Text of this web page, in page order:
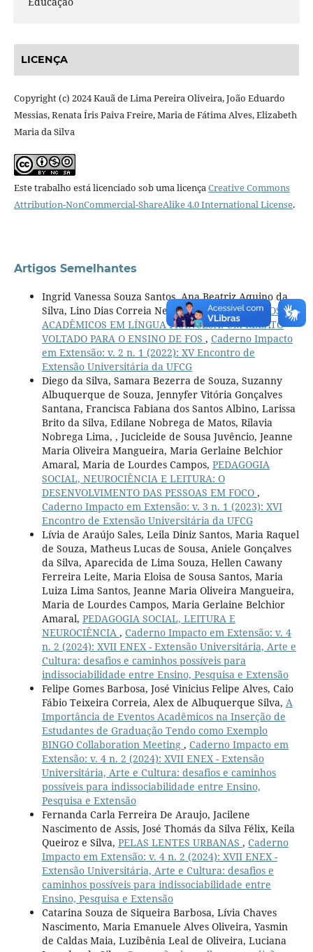
LICENÇA
Copyright (c) 2024 Kauã de Lima Pereira Oliveira, João Eduardo
Messias, Renata Íris Paiva Freire, Maria de Fátima Alves, Elizabeth
Maria da Silva
Este trabalho está licenciado sob uma licençaCreative Commons
Attribution-NonCommercial-ShareAlike 4.0 International License.
Artigos Semelhantes
Ingrid Vanessa Souza Santos, Ana Beatriz Aquino da
Silva, Lino Dias Correia Neto,LEITURA DE TEXTOS
ACADÊMICOS EM LÍNGUA FRANCESA: UM RELATO
VOLTADO PARA O ENSINO DE FOS , Caderno Impacto
em Extensão: v. 2 n. 1 (2022): XV Encontro de
Extensão Universitária da UFCG
Diego da Silva, Samara Bezerra de Souza, Suzanny
Albuquerque de Souza, Jennyfer Vitória Gonçalves
Santana, Francisca Fabiana dos Santos Albino, Larissa
Brito da Silva, Edilane Nobrega de Matos, Rilavia
Nobrega Lima, , Jucicleide de Sousa Juvêncio, Jeanne
Maria Oliveira Mangueira, Maria Gerlaine Belchior
Amaral, Maria de Lourdes Campos, PEDAGOGIA
SOCIAL, NEUROCIÊNCIA E LEITURA: O
DESENVOLVIMENTO DAS PESSOAS EM FOCO ,
Caderno Impacto em Extensão: v. 3 n. 1 (2023): XVI
Encontro de Extensão Universitária da UFCG
Lívia de Araújo Sales, Leila Diniz Santos, Maria Raquel
de Souza, Matheus Lucas de Sousa, Aniele Gonçalves
da Silva, Aparecida de Lima Souza, Hellen Cawany
Ferreira Leite, Maria Eloisa de Sousa Santos, Maria
Luiza Lima Santos, Jeanne Maria Oliveira Mangueira,
Maria de Lourdes Campos, Maria Gerlaine Belchior
Amaral, PEDAGOGIA SOCIAL, LEITURA E
NEUROCIÊNCIA , Caderno Impacto em Extensão: v. 4
n. 2 (2024): XVII ENEX - Extensão Universitária, Arte e
Cultura: desafios e caminhos possíveis para
indissociabilidade entre Ensino, Pesquisa e Extensão
Felipe Gomes Barbosa, José Vinicius Felipe Alves, Caio
Fábio Teixeira Correia, Alex de Albuquerque Silva, A
Importância de Eventos Acadêmicos na Inserção de
Estudantes de Graduação Tendo como Exemplo
BINGO Collaboration Meeting , Caderno Impacto em
Extensão: v. 4 n. 2 (2024): XVII ENEX - Extensão
Universitária, Arte e Cultura: desafios e caminhos
possíveis para indissociabilidade entre Ensino,
Pesquisa e Extensão
Fernanda Carla Ferreira De Araujo, Jacilene
Nascimento de Assis, José Thomás da Silva Félix, Keila
Queiroz e Silva, PELAS LENTES URBANAS , Caderno
Impacto em Extensão: v. 4 n. 2 (2024): XVII ENEX -
Extensão Universitária, Arte e Cultura: desafios e
caminhos possíveis para indissociabilidade entre
Ensino, Pesquisa e Extensão
Catarina Souza de Siqueira Barbosa, Lívia Chaves
Nascimento, Maria Emanuele Alves Oliveira, Yasmin
de Caldas Maia, Luzibênia Leal de Oliveira, Luciana